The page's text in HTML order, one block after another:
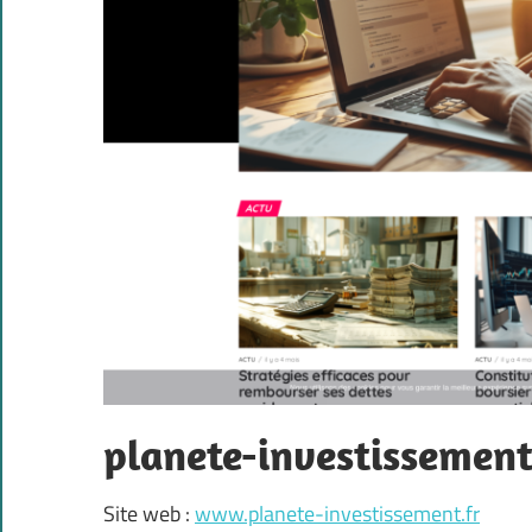
planete-
Site web :www.planete-investissement.fr